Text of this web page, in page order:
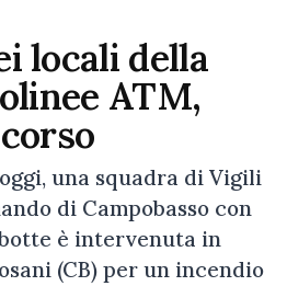
locali della
ATM,
una squadra di Vigili
di Campobasso con
è intervenuta in
(CB) per un incendio